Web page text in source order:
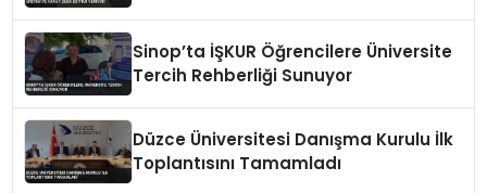
Sinop’ta İŞKUR Öğrencilere Üniversite
Tercih Rehberliği Sunuyor
Düzce Üniversitesi Danışma Kurulu İlk
Toplantısını Tamamladı